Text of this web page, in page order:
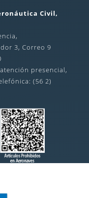
Civil,
3, Correo 9
presencial,
(56 2)